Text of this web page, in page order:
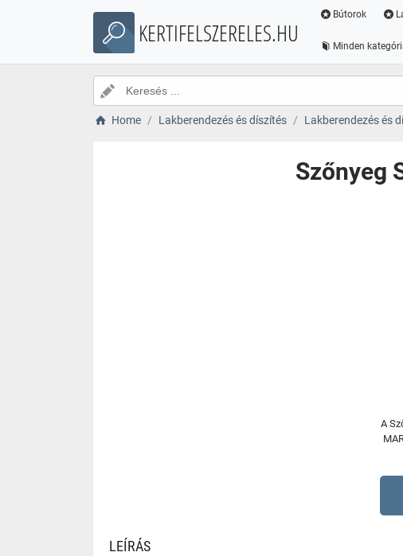
KERTIFELSZERELES.HU
Bútorok
Minden
Home Lakberendezés és díszítés Lakberendezés és
Szőnyeg
A
LEÍRÁS